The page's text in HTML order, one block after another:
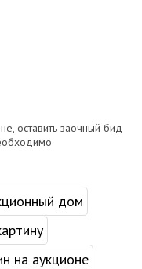
оставить заочный бид
дом
на аукционе